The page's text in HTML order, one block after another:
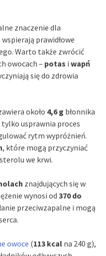
znaczenie dla
prawidłowe
Warto także zwrócić
owocach – potas i wapń
się do zdrowia
około 4,6 g błonnika
tylko usprawnia proces
rytm wypróżnień.
, które mogą przyczyniać
we krwi.
znajdujących się w
wynosi od 370 do
przeciwzapalne i mogą
owoce (113 kcal na 240 g),